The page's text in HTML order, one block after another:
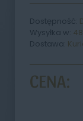
Dostępność:
Wysyłka w:
Dostawa:
CENA: